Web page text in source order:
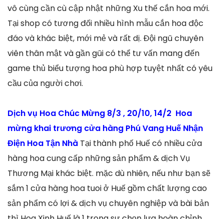
vô cùng cần cù cập nhật những Xu thế cắn hoa mới.
Tại shop có tương đối nhiều hình mẫu cắn hoa độc
đáo và khác biệt, mới mẻ và rất dị. Đội ngũ chuyên
viên thân mật và gần gũi có thể tư vấn mang đến
game thủ biểu tượng hoa phù hợp tuyệt nhất có yêu
cầu của người chơi.
Dịch vụ Hoa Chúc Mừng 8/3 , 20/10, 14/2 Hoa
mừng khai trương cửa hàng Phú Vang Huế Nhận
Điện Hoa Tận Nhà Tại thành phố Huế có nhiều cửa
hàng hoa cung cấp những sản phẩm & dịch Vụ
Thương Mại khác biệt. mặc dù nhiên, nếu như bạn sẽ
sắm 1 cửa hàng hoa tuoi ở Huế gồm chất lượng cao
sản phẩm có lợi & dịch vụ chuyên nghiệp và bài bản